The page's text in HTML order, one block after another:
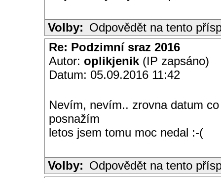
Volby: Odpovědět na tento
Re: Podzimní sraz 2016
Autor: oplikjenik (IP zapsáno)
Datum: 05.09.2016 11:42
Nevím, nevím.. zrovna datum
posnažím
letos jsem tomu moc nedal :-(
Volby: Odpovědět na tento